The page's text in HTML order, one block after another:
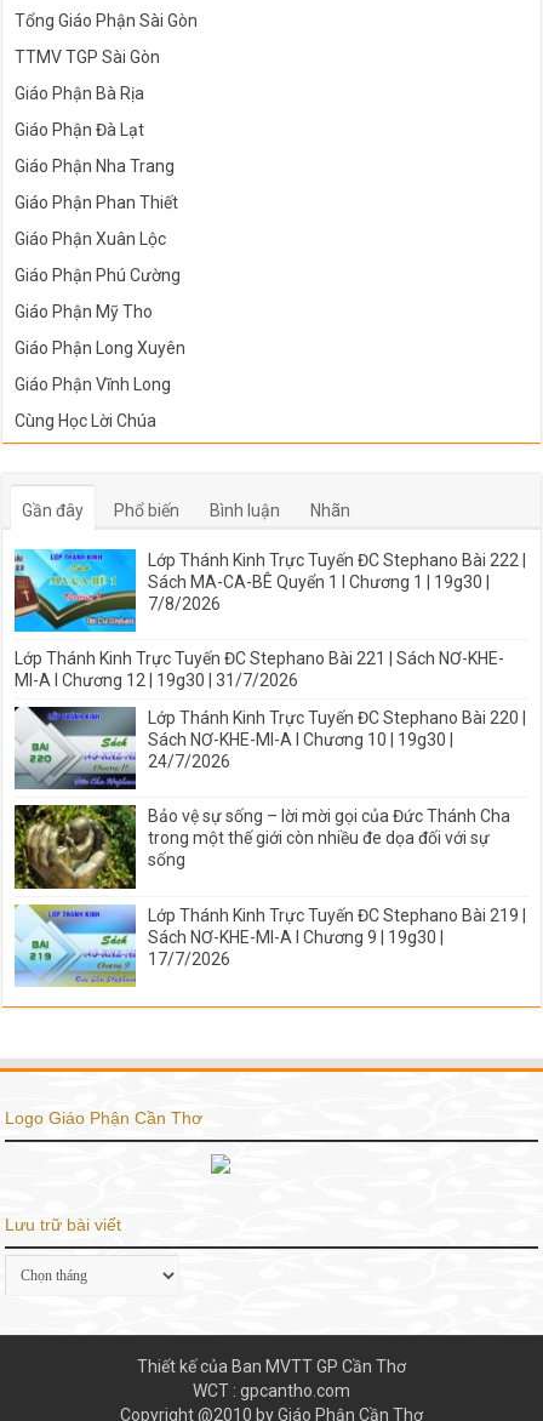
Tổng Giáo Phận Sài Gòn
TTMV TGP Sài Gòn
Giáo Phận Bà Rịa
Giáo Phận Đà Lạt
Giáo Phận Nha Trang
Giáo Phận Phan Thiết
Giáo Phận Xuân Lộc
Giáo Phận Phú Cường
Giáo Phận Mỹ Tho
Giáo Phận Long Xuyên
Giáo Phận Vĩnh Long
Cùng Học Lời Chúa
Gần đây Phổ biến Bình luận Nhãn
Lớp Thánh Kinh Trực Tuyến ĐC Stephano Bài 222 |
Sách MA-CA-BÊ Quyển 1 I Chương 1 | 19g30 |
7/8/2026
Lớp Thánh Kinh Trực Tuyến ĐC Stephano Bài 221 | Sách NƠ-KHE-
MI-A I Chương 12 | 19g30 | 31/7/2026
Lớp Thánh Kinh Trực Tuyến ĐC Stephano Bài 220 |
Sách NƠ-KHE-MI-A I Chương 10 | 19g30 |
24/7/2026
Bảo vệ sự sống – lời mời gọi của Đức Thánh Cha
trong một thế giới còn nhiều đe dọa đối với sự
sống
Lớp Thánh Kinh Trực Tuyến ĐC Stephano Bài 219 |
Sách NƠ-KHE-MI-A I Chương 9 | 19g30 |
17/7/2026
Logo Giáo Phận Cần Thơ
Lưu trữ bài viết
Lưu
trữ
Thiết kế của Ban MVTT GP Cần Thơ
WCT : gpcantho.com
Copyright @2010 by Giáo Phận Cần Thơ